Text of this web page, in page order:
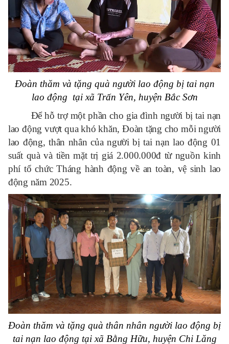
Đoàn thăm và tặng quà người lao động bị tai nạn
lao động tại xã Trấn Yên, huyện Bắc Sơn
Để hỗ trợ một phần cho gia đình người bị tai nạn
lao động vượt qua khó khăn, Đoàn tặng cho mỗi người
lao động, thân nhân của người bị tai nạn lao động 01
suất quà và tiền mặt trị giá 2.000.000đ từ nguồn kinh
phí tổ chức Tháng hành động về an toàn, vệ sinh lao
động năm 2025.
Đoàn thăm và tặng quà thân nhân người lao động bị
tai nạn lao động tại xã Bằng Hữu, huyện Chi Lăng